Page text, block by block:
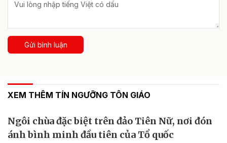
Gửi bình luận
XEM THÊM TÍN NGƯỠNG TÔN GIÁO
Ngôi chùa đặc biệt trên đảo Tiên Nữ, nơi đón
ánh bình minh đầu tiên của Tổ quốc